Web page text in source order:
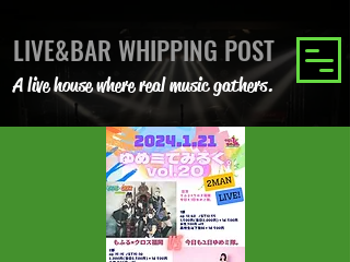
LIVE&BAR WHIPPING POST
A live house where real music gathers.